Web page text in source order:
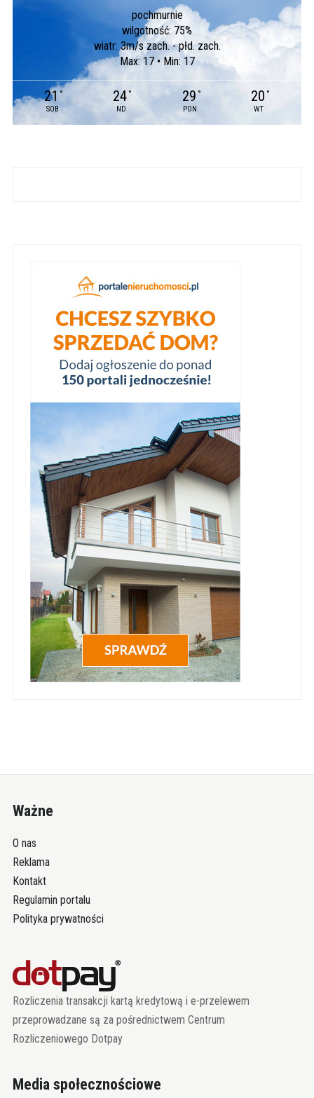
pochmurnie
wilgotność: 75%
wiatr: 3m/s zach. - płd. zach.
Max: 17 • Min: 17
21 °
SOB
24 °
ND
29 °
PON
20 °
WT
Ważne
O nas
Reklama
Kontakt
Regulamin portalu
Polityka prywatności
Rozliczenia transakcji kartą kredytową i e-przelewem
przeprowadzane są za pośrednictwem Centrum
Rozliczeniowego Dotpay
Media społecznościowe